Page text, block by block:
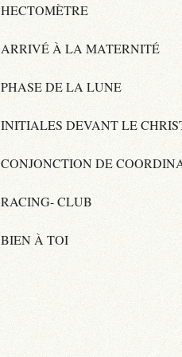
HECTOMÈTRE
ARRIVÉ À LA MATERNITÉ
PHASE DE LA LUNE
INITIALES DEVANT LE
CONJONCTION DE
RACING- CLUB
BIEN À TOI